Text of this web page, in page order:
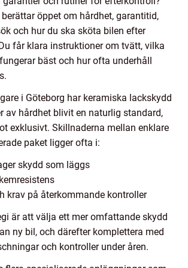
öppet om hårdhet, garantitid,
och hur du ska sköta bilen efter
får klara instruktioner om tvätt, vilka
bäst och hur ofta underhåll
i Göteborg har keramiska lackskydd
av hårdhet blivit en naturlig standard,
exklusivt. Skillnaderna mellan enklare
paket ligger ofta i:
skydd som läggs
krav på återkommande kontroller
är att välja ett mer omfattande skydd
ny bil, och därefter komplettera med
och kontroller under åren.